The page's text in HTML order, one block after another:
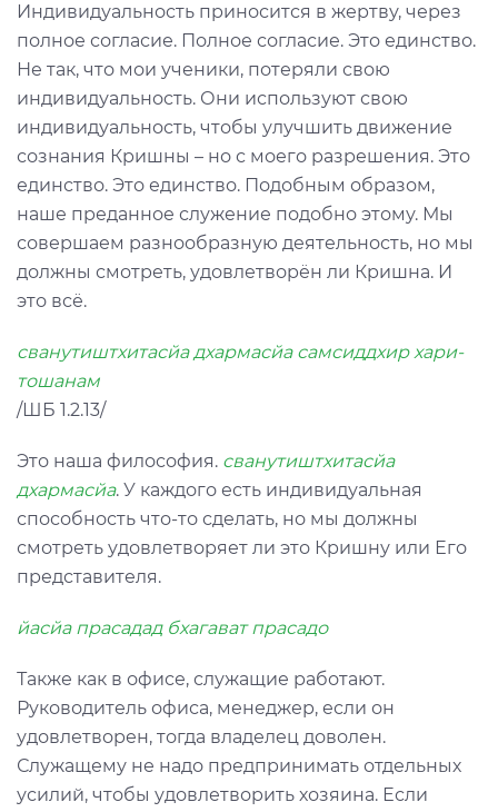
Индивидуальность приносится в жертву, через
полное согласие. Полное согласие. Это единство.
Не так, что мои ученики, потеряли свою
индивидуальность. Они используют свою
индивидуальность, чтобы улучшить движение
сознания Кришны – но с моего разрешения. Это
единство. Это единство. Подобным образом,
наше преданное служение подобно этому. Мы
совершаем разнообразную деятельность, но мы
должны смотреть, удовлетворён ли Кришна. И
это всё.
сванутиштхитасйа дхармасйа самсиддхир хари-
тошанам
/ШБ 1.2.13/
Это наша философия. сванутиштхитасйа
дхармасйа. У каждого есть индивидуальная
способность что-то сделать, но мы должны
смотреть удовлетворяет ли это Кришну или Его
представителя.
йасйа прасадад бхагават прасадо
Также как в офисе, служащие работают.
Руководитель офиса, менеджер, если он
удовлетворен, тогда владелец доволен.
Служащему не надо предпринимать отдельных
усилий, чтобы удовлетворить хозяина. Если